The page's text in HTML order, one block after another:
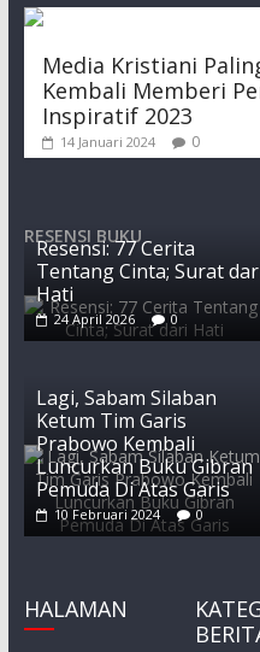
Media Kristiani
Kembali Memberi
Inspiratif 2023
14 Januari 2024 0
RESENSI BUKU
Resensi: 77 Cerita
Tentang Cinta; Surat
Hati
24 April 2026 0
Lagi, Sabam Silaban
Ketum Tim Garis
Prabowo Kembali
Luncurkan Buku Gibran
Pemuda Di Atas Garis
10 Februari 2024 0
HALAMAN